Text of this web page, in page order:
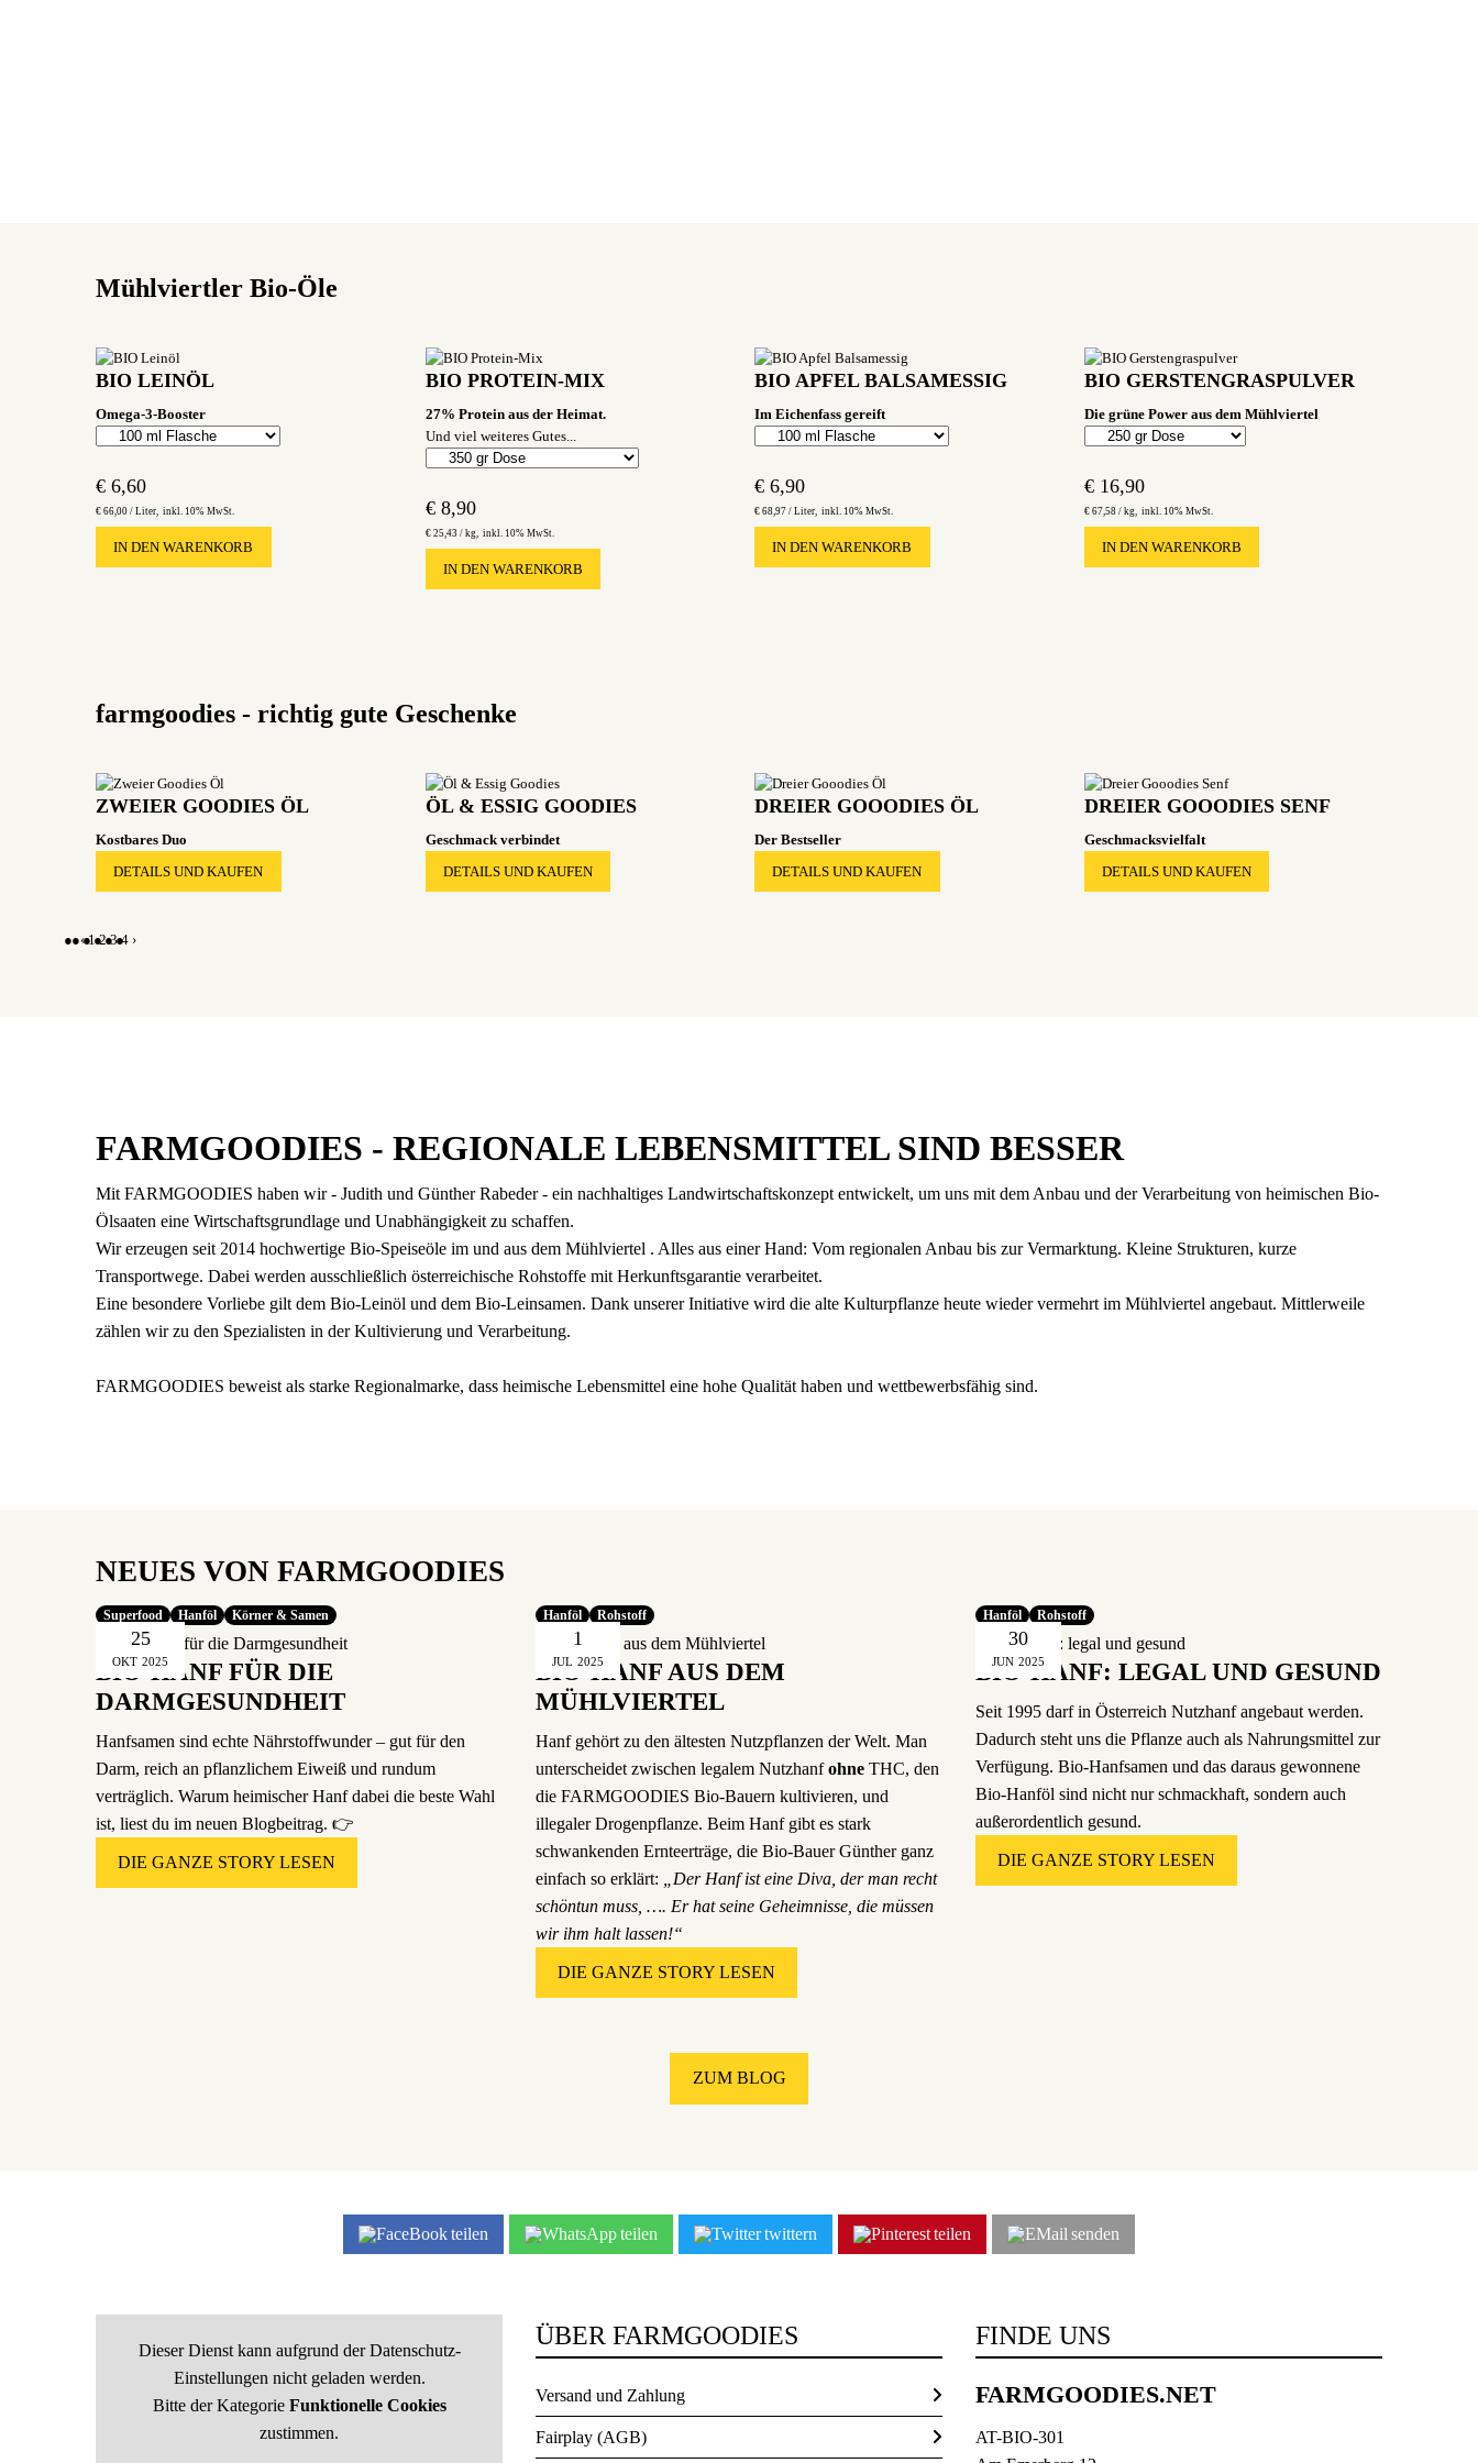
Mühlviertler Bio-Öle
BIO LEINÖL
Omega-3-Booster
€ 6,60
€ 66,00 / Liter inkl. 10% MwSt.
IN DEN WARENKORB
BIO PROTEIN-MIX
27% Protein aus der Heimat.
Und viel weiteres Gutes...
€ 8,90
€25,43 / kg inkl. 10% MwSt.
IN DEN WARENKORB
BIO APFEL BALSAMESSIG
Im Eichenfass gereift
€ 6,90
€ 68,97 / Liter inkl. 10% MwSt.
IN DEN WARENKORB
BIO GERSTENGRASPULVER
Die grüne Power aus dem Mühlviertel
€ 16,90
€67,58 / kg inkl. 10% MwSt.
IN DEN WARENKORB
farmgoodies - richtig gute Geschenke
ZWEIER GOODIES ÖL
Kostbares Duo
DETAILS UND KAUFEN
ÖL & ESSIG GOODIES
Geschmack verbindet
DETAILS UND KAUFEN
DREIER GOOODIES ÖL
Der Bestseller
DETAILS UND KAUFEN
DREIER GOOODIES SENF
Geschmacksvielfalt
DETAILS UND KAUFEN
‹ 1 2 3 4 ›
FARMGOODIES - REGIONALE LEBENS­MITTEL SIND BESSER
Mit FARMGOODIES haben wir - Judith und Günther Rabeder - ein nachhaltiges Landwirtschaftskonzept entwickelt, um uns mit dem Anbau und der Verarbeitung von heimischen Bio-
Ölsaaten eine Wirtschaftsgrundlage und Unabhängigkeit zu schaffen.
Wir erzeugen seit 2014 hochwertige Bio-Speiseöle im und aus dem Mühlviertel . Alles aus einer Hand: Vom regionalen Anbau bis zur Vermarktung. Kleine Strukturen, kurze
Transportwege. Dabei werden ausschließlich österreichische Rohstoffe mit Herkunftsgarantie verarbeitet.
Eine besondere Vorliebe gilt dem Bio-Leinöl und dem Bio-Leinsamen. Dank unserer Initiative wird die alte Kulturpflanze heute wieder vermehrt im Mühlviertel angebaut. Mittlerweile
zählen wir zu den Spezialisten in der Kultivierung und Verarbeitung.
FARMGOODIES beweist als starke Regionalmarke, dass heimische Lebensmittel eine hohe Qualität haben und wettbewerbsfähig sind.
NEUES VON FARMGOODIES
25
OKT 2025
Superfood Hanföl Körner & Samen
BIO-HANF FÜR DIE
DARMGESUNDHEIT
Hanfsamen sind echte Nährstoffwunder – gut für den
Darm, reich an pflanzlichem Eiweiß und rundum
verträglich. Warum heimischer Hanf dabei die beste Wahl
ist, liest du im neuen Blogbeitrag. 👉
DIE GANZE STORY LESEN
1
JUL 2025
Hanföl Rohstoff
BIO-HANF AUS DEM
MÜHLVIERTEL
Hanf gehört zu den ältesten Nutzpflanzen der Welt. Man
unterscheidet zwischen legalem Nutzhanfohne THC, den
die FARMGOODIES Bio-Bauern kultivieren, und
illegaler Drogenpflanze. Beim Hanf gibt es stark
schwankenden Ernteerträge, die Bio-Bauer Günther ganz
einfach so erklärt:
„Der Hanf ist eine Diva, der man recht
schöntun muss, …. Er hat seine Geheimnisse, die müssen
wir ihm halt lassen!“
DIE GANZE STORY LESEN
30
JUN 2025
Hanföl Rohstoff
BIO-HANF: LEGAL UND GESUND
Seit 1995 darf in Österreich Nutzhanf angebaut werden.
Dadurch steht uns die Pflanze auch als Nahrungsmittel zur
Verfügung. Bio-Hanfsamen und das daraus gewonnene
Bio-Hanföl sind nicht nur schmackhaft, sondern auch
außerordentlich gesund.
DIE GANZE STORY LESEN
ZUM BLOG
teilen teilen twittern teilen senden
Dieser Dienst kann aufgrund der Datenschutz-
Einstellungen nicht geladen werden.
Bitte der Kategorie Funktionelle Cookies
zustimmen.
ÜBER FARMGOODIES
Versand und Zahlung
Fairplay (AGB)
FINDE UNS
FARMGOODIES.NET
AT-BIO-301